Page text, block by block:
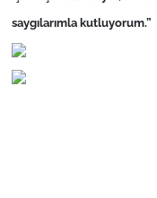
saygılarımla kutluyorum.”